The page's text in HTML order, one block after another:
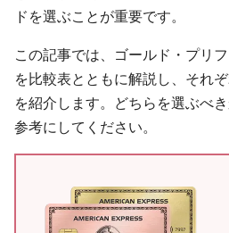
ドを選ぶことが重要です。
この記事では、ゴールド・プリ
を比較表とともに解説し、それ
を紹介します。どちらを選ぶべ
参考にしてください。